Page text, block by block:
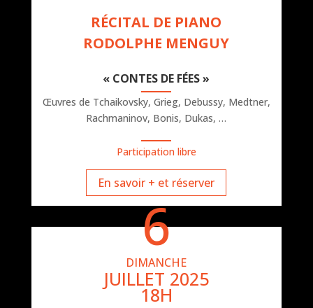
RÉCITAL DE PIANO
RODOLPHE MENGUY
« CONTES DE FÉES »
Œuvres de Tchaikovsky, Grieg, Debussy, Medtner,
Rachmaninov, Bonis, Dukas, …
Participation libre
En savoir + et réserver
6
DIMANCHE
JUILLET 2025
18H